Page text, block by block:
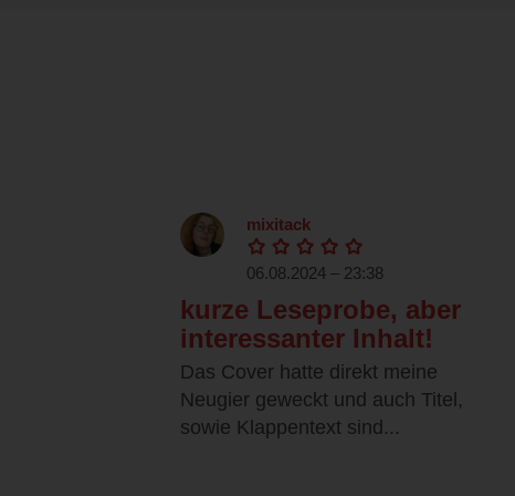
mixitack
06.08.2024 – 23:38
kurze Leseprobe, aber
interessanter Inhalt!
Das Cover hatte direkt meine
Neugier geweckt und auch Titel,
sowie Klappentext sind...